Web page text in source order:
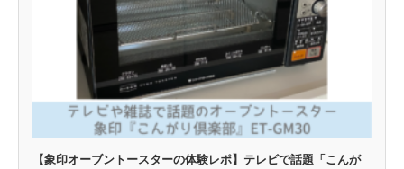
【象印オーブントースターの体験レポ】テレビで話題「こんが